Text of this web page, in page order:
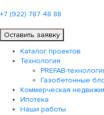
+7 (922) 787 48 88
Оставить заявку
Каталог проектов
Технология
PREFAB-
Газобетонные
Коммерческая
Ипотека
Наши работы